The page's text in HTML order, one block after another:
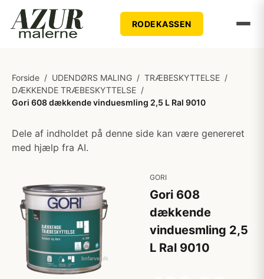
RODEKASSEN
Forside / UDENDØRS MALING / TRÆBESKYTTELSE /
DÆKKENDE TRÆBESKYTTELSE /
Gori 608 dækkende vinduesmling 2,5 L Ral 9010
Dele af indholdet på denne side kan være genereret
med hjælp fra AI.
GORI
Gori 608
dækkende
vinduesmling 2,5
L Ral 9010